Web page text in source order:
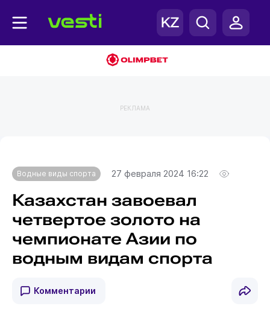
РЕКЛАМА
Водные виды спорта 27 февраля 2024 16:22
Казахстан завоевал
четвертое золото на
чемпионате Азии по
водным видам спорта
Комментарии